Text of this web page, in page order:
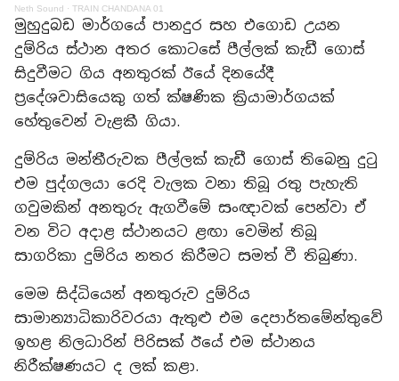
Neth Sound · TRAIN CHANDANA 01
මුහුදුබඩ මාර්ගයේ පානදුර සහ එගොඩ උයන
දුම්රිය ස්ථාන අතර කොටසේ පීල්ලක් කැඩී ගොස්
සිදුවීමට ගිය අනතුරක් ඊයේ දිනයේදී
ප්‍රදේශවාසියෙකු ගත් ක්ෂණික ක්‍රියාමාර්ගයක්
හේතුවෙන් වැළකී ගියා.
දුම්රිය මන්තීරුවක පීල්ලක් කැඩී ගොස් තිබෙනු දුටු
එම පුද්ගලයා රෙදි වැලක වනා තිබූ රතු පැහැති
ගවුමකින් අනතුරු ඇගවීමේ සංඥාවක් පෙන්වා ඒ
වන විට අදාළ ස්ථානයට ළඟා වෙමින් තිබූ
සාගරිකා දුම්රිය නතර කිරීමට සමත් වී තිබුණා.
මෙම සිද්ධියෙන් අනතුරුව දුම්රිය
සාමාන්‍යාධිකාරිවරයා ඇතුළු එම දෙපාර්තමේන්තුවේ
ඉහළ නිලධාරින් පිරිසක් ඊයේ එම ස්ථානය
නිරීක්ෂණයට ද ලක් කළා.